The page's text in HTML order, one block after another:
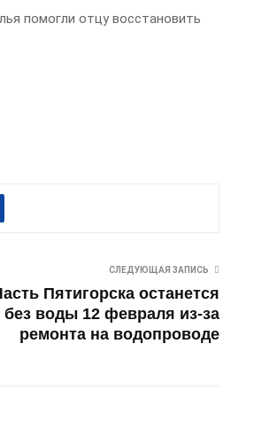
помогли отцу восстановить
СЛЕДУЮЩАЯ ЗАПИСЬ
Пятигорска останется
без воды 12 февраля из-за
ремонта на водопроводе